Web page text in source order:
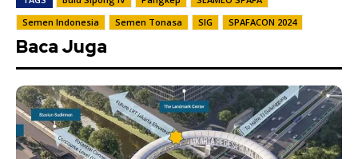
Semen Indonesia
Semen Tonasa SIG SPAFACON 2024
Baca Juga